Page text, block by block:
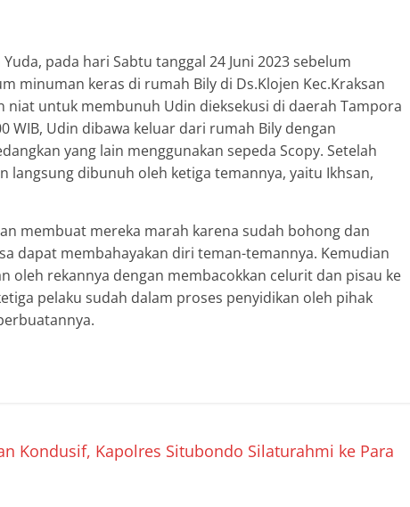
pada hari Sabtu tanggal 24 Juni 2023 sebelum
minuman keras di rumah Bily di Ds.Klojen Kec.Kraksan
niat untuk membunuh Udin dieksekusi di daerah Tampora
WIB, Udin dibawa keluar dari rumah Bily dengan
yang lain menggunakan sepeda Scopy. Setelah
langsung dibunuh oleh ketiga temannya, yaitu Ikhsan,
membuat mereka marah karena sudah bohong dan
dapat membahayakan diri teman-temannya. Kemudian
oleh rekannya dengan membacokkan celurit dan pisau ke
pelaku sudah dalam proses penyidikan oleh pihak
Kondusif, Kapolres Situbondo Silaturahmi ke Para